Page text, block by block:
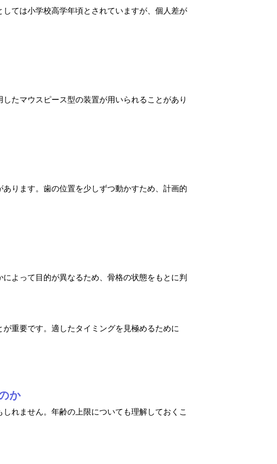
ては小学校高学年頃とされていますが、個人差が
たマウスピース型の装置が用いられることがあり
ります。歯の位置を少しずつ動かすため、計画的
よって目的が異なるため、骨格の状態をもとに判
重要です。適したタイミングを見極めるために
か
れません。年齢の上限についても理解しておくこ